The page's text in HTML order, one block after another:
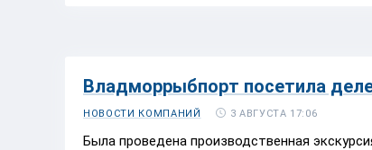
Владморрыбпорт посетила
НОВОСТИ КОМПАНИЙ 3 АВГУСТА 17:06
Была проведена производственная